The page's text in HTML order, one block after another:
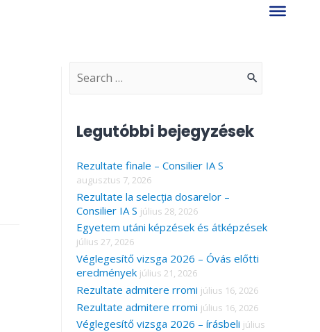
S
c
h
f
o
r
:
Legutóbbi bejegyzések
Rezultate finale – Consilier IA S
augusztus 7, 2026
Rezultate la selecția dosarelor –
Consilier IA S július 28, 2026
Egyetem utáni képzések és átképzések
július 27, 2026
Véglegesítő vizsga 2026 – Óvás előtti
eredmények július 21, 2026
Rezultate admitere rromi július 16, 2026
Rezultate admitere rromi július 16, 2026
Véglegesítő vizsga 2026 – írásbeli július